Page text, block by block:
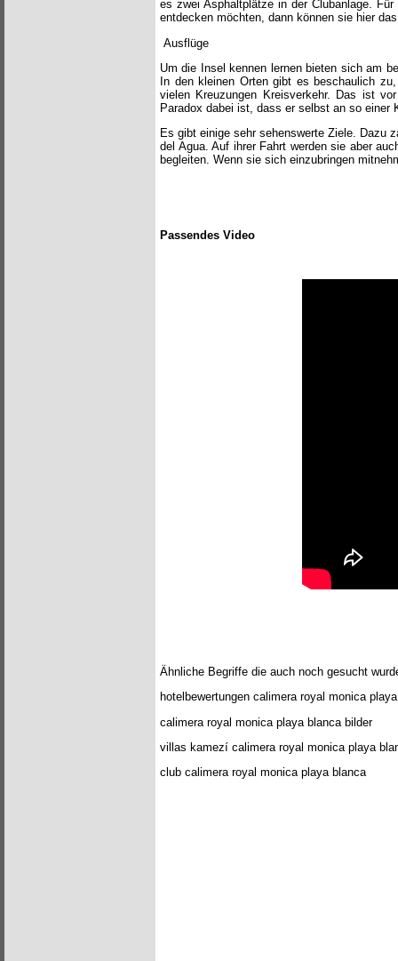
es zwei Asphaltplätze in der Clubanlage.
entdecken möchten, dann können sie hier
Ausflüge
Um die Insel kennen lernen bieten sich am
In den kleinen Orten gibt es beschaulich
vielen Kreuzungen Kreisverkehr. Das ist
Paradox dabei ist, dass er selbst an so einer
Es gibt einige sehr sehenswerte Ziele. Dazu
del Agua. Auf ihrer Fahrt werden sie aber
begleiten. Wenn sie sich einzubringen
Passendes Video
Ähnliche Begriffe die auch noch gesucht
hotelbewertungen calimera royal monica
calimera royal monica playa blanca bilder
villas kamezí calimera royal monica playa
club calimera royal monica playa blanca